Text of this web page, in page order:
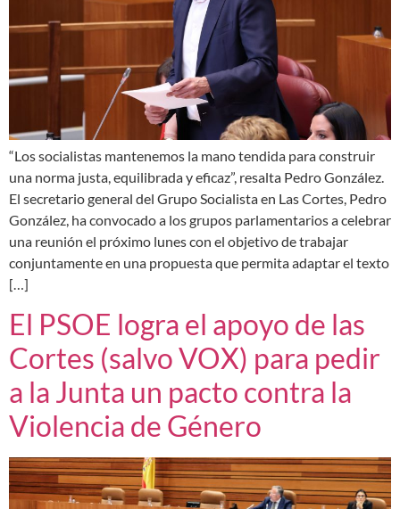
“Los socialistas mantenemos la mano tendida para construir
una norma justa, equilibrada y eficaz”, resalta Pedro González.
El secretario general del Grupo Socialista en Las Cortes, Pedro
González, ha convocado a los grupos parlamentarios a celebrar
una reunión el próximo lunes con el objetivo de trabajar
conjuntamente en una propuesta que permita adaptar el texto
[…]
El PSOE logra el apoyo de las
Cortes (salvo VOX) para pedir
a la Junta un pacto contra la
Violencia de Género